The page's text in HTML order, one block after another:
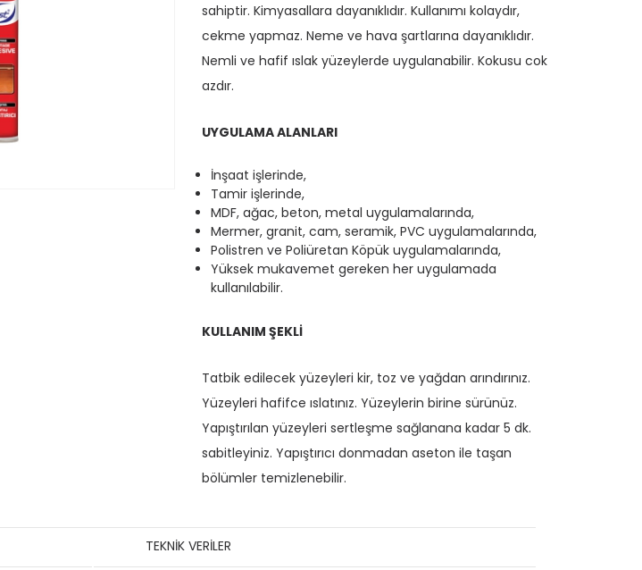
sahiptir. Kimyasallara dayanıklıdır. Kullanımı kolaydır,
cekme yapmaz. Neme ve hava şartlarına dayanıklıdır.
Nemli ve hafif ıslak yüzeylerde uygulanabilir. Kokusu cok
azdır.
UYGULAMA ALANLARI
İnşaat işlerinde,
Tamir işlerinde,
MDF, ağac, beton, metal uygulamalarında,
Mermer, granit, cam, seramik, PVC uygulamalarında,
Polistren ve Poliüretan Köpük uygulamalarında,
Yüksek mukavemet gereken her uygulamada
kullanılabilir.
KULLANIM ŞEKLİ
Tatbik edilecek yüzeyleri kir, toz ve yağdan arındırınız.
Yüzeyleri hafifce ıslatınız. Yüzeylerin birine sürünüz.
Yapıştırılan yüzeyleri sertleşme sağlanana kadar 5 dk.
sabitleyiniz. Yapıştırıcı donmadan aseton ile taşan
bölümler temizlenebilir.
TEKNİK VERİLER